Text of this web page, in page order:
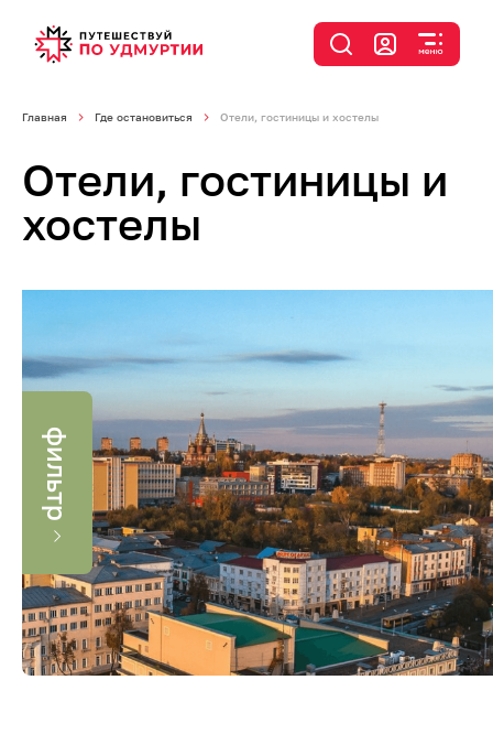
Главная Где остановиться Отели, гостиницы и хостелы
Отели, гостиницы и
хостелы
фильтр